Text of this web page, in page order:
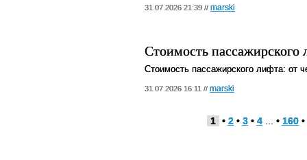
31.07.2026 21:39 // marski
Стоимость пассажирского
Стоимость пассажирского лифта: от
31.07.2026 16:11 // marski
1 • 2• 3• 4... • 160•